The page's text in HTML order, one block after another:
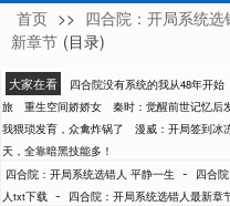
平静一生
首页 >> 四合院：开局系统选
新章节 (目录)
大家在看 四合院没有系统的我从48年开始
旅
重生空间娇娇女 秦时：觉醒前世记忆后
我猥琐发育，众禽炸锅了
漫威：开局签到冰
天，全靠暗黑技能多！
四合院：开局系统选错人 平静一生 - 四合
人txt下载 - 四合院：开局系统选错人最新章